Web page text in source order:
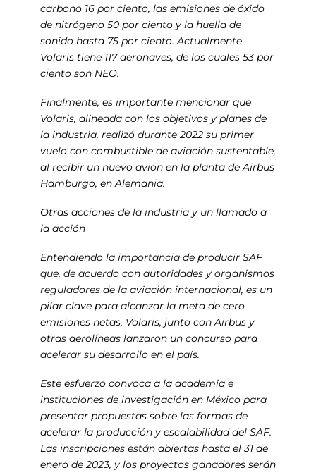
carbono 16 por ciento, las emisiones de óxido
de nitrógeno 50 por ciento y la huella de
sonido hasta 75 por ciento. Actualmente
Volaris tiene 117 aeronaves, de los cuales 53 por
ciento son NEO.
Finalmente, es importante mencionar que
Volaris, alineada con los objetivos y planes de
la industria, realizó durante 2022 su primer
vuelo con combustible de aviación sustentable,
al recibir un nuevo avión en la planta de Airbus
Hamburgo, en Alemania.
Otras acciones de la industria y un llamado a
la acción
Entendiendo la importancia de producir SAF
que, de acuerdo con autoridades y organismos
reguladores de la aviación internacional, es un
pilar clave para alcanzar la meta de cero
emisiones netas, Volaris, junto con Airbus y
otras aerolíneas lanzaron un concurso para
acelerar su desarrollo en el país.
Este esfuerzo convoca a la academia e
instituciones de investigación en México para
presentar propuestas sobre las formas de
acelerar la producción y escalabilidad del SAF.
Las inscripciones están abiertas hasta el 31 de
enero de 2023, y los proyectos ganadores serán